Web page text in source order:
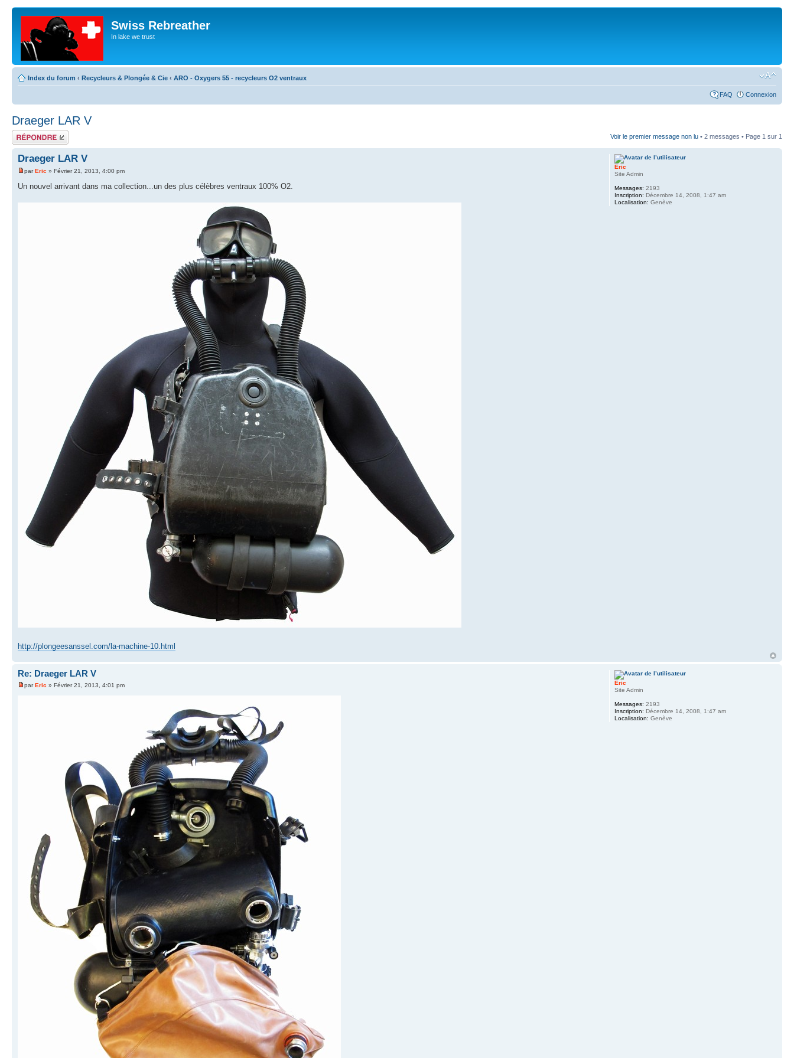
Swiss Rebreather
In lake we trust
Index du forum ‹ Recycleurs & Plongée & Cie ‹ ARO - Oxygers 55 - recycleurs O2 ventraux
FAQ Connexion
Draeger LAR V
Répondre Voir le premier message non lu • 2 messages • Page 1 sur 1
Draeger LAR V
parEric » Février 21, 2013, 4:00 pm
Un nouvel arrivant dans ma collection...un des plus célèbres ventraux 100% O2.
http://plongeesanssel.com/la-machine-10.html
Eric
Site Admin
Messages: 2193
Inscription: Décembre 14, 2008, 1:47 am
Localisation: Genève
Re: Draeger LAR V
parEric » Février 21, 2013, 4:01 pm
Eric
Site Admin
Messages: 2193
Inscription: Décembre 14, 2008, 1:47 am
Localisation: Genève